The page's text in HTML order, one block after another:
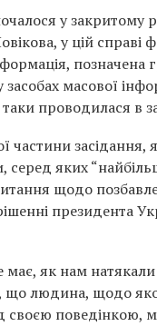
у закритому
у цій
масової
проводилася в
частини
серед яких
щодо
президента
як нам
що людина, щодо
своєю поведінкою,